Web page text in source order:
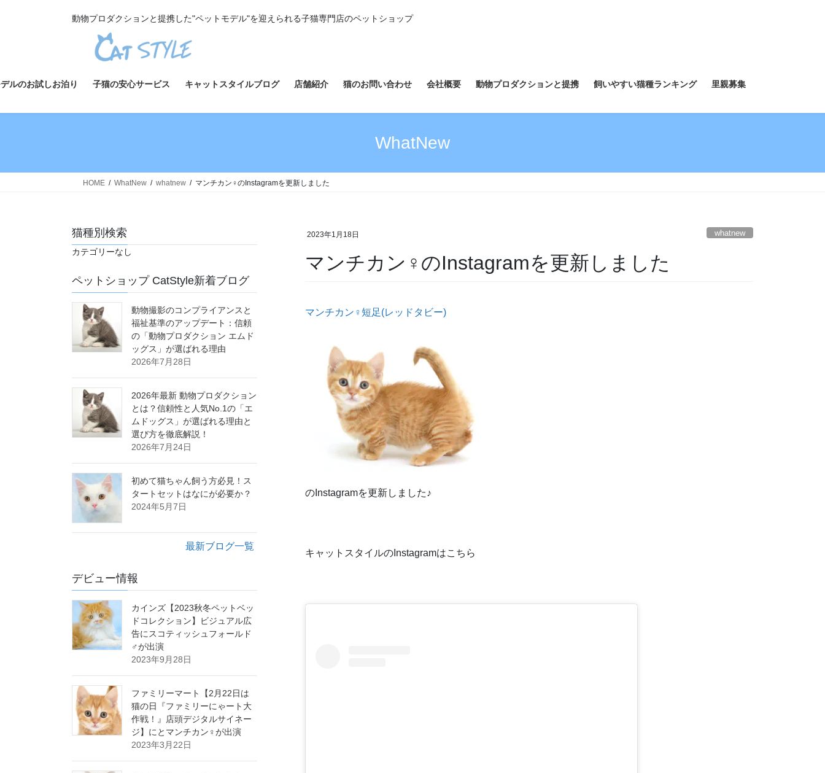
へ
ョ
動物プロダクションと提携した"ペットモデル"を迎えられる子猫専門店のペットショップ
ルのお試しお泊り 子猫の安心サービス キャットスタイルブログ 店舗紹介 猫のお問い合わせ 会社概要 動物プロダクションと提携 飼いやすい猫種ランキング 里親募集
WhatNew
HOME WhatNew whatnew マンチカン♀のInstagramを更新しました
2023年1月18日 whatnew
マンチカン♀のInstagramを更新しました
マンチカン♀短足(レッドタビー)
のInstagramを更新しました♪
キャットスタイルのInstagramはこちら
猫種別検索
カテゴリーなし
ペットショップ CatStyle新着ブログ
動物撮影のコンプライアンスと
福祉基準のアップデート：信頼
の「動物プロダクション エムド
ッグス」が選ばれる理由
2026年7月28日
2026年最新 動物プロダクション
とは？信頼性と人気No.1の「エ
ムドッグス」が選ばれる理由と
選び方を徹底解説！
2026年7月24日
初めて猫ちゃん飼う方必見！ス
タートセットはなにが必要か？
2024年5月7日
最新ブログ一覧
デビュー情報
カインズ【2023秋冬ペットベッ
ドコレクション】ビジュアル広
告にスコティッシュフォールド
♂が出演
2023年9月28日
ファミリーマート【2月22日は
猫の日『ファミリーにゃート大
作戦！』店頭デジタルサイネー
ジ】にとマンチカン♀が出演
2023年3月22日